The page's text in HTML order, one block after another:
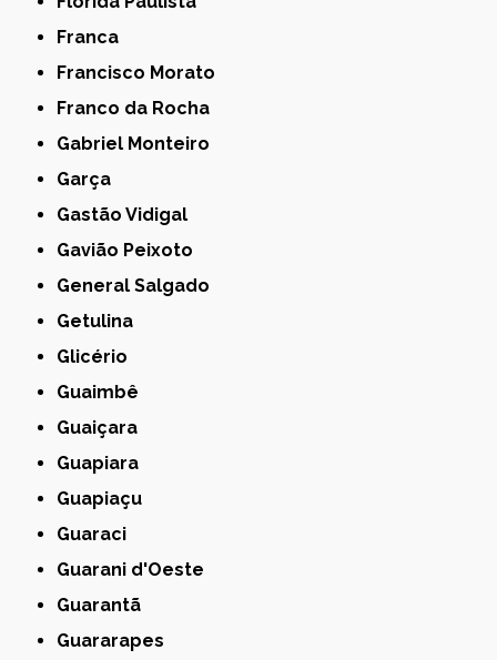
Franca
Francisco Morato
Franco da Rocha
Gabriel Monteiro
Garça
Gastão Vidigal
Gavião Peixoto
General Salgado
Getulina
Glicério
Guaimbê
Guaiçara
Guapiara
Guapiaçu
Guaraci
Guarani d'Oeste
Guarantã
Guararapes